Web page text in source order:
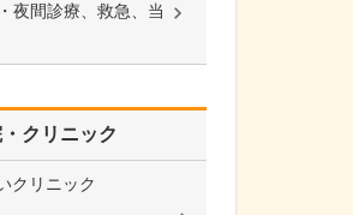
夜間診療、救急、当
クリニック
クリニック